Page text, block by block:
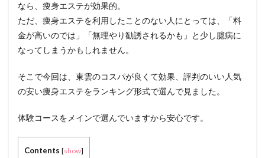
なら、痩身エステが効果的。
ただ、痩身エステを利用したことのない人にとっては、「料
金が高いのでは」「無理やり勧誘されるかも」と少し臆病に
なってしまうかもしれません。
そこで今回は、東雲のコスパが良くて効果、評判のいい人気
の安い痩身エステをランキング形式で選んで見ました。
体験コースをメインで選んでいますから安心です。
Contents [show]